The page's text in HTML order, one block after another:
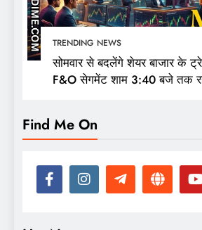
TRENDING NEWS
सोमवार से बदलेंगे शेयर बाजार के
F&O सेगमेंट शाम 3:40 बजे तक
Find Me On